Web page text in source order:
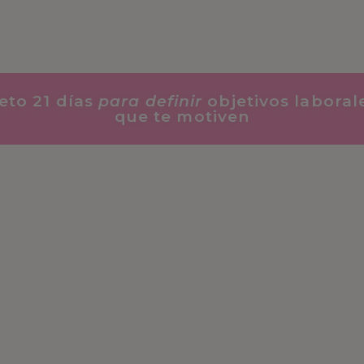
21 días para definir objetivos
que te motiven